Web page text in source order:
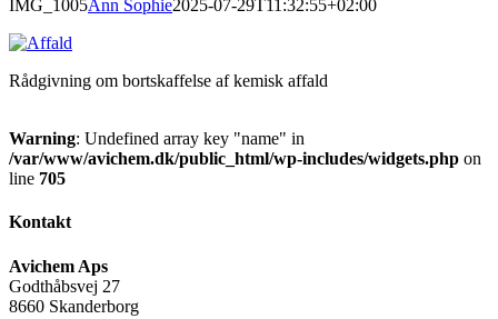
IMG_1005Ann Sophie2025-07-29T11:32:55+02:00
Rådgivning om bortskaffelse af kemisk affald
Warning: Undefined array key "name" in
/var/www/avichem.dk/public_html/wp-includes/widgets.php on
line 705
Kontakt
Avichem Aps
Godthåbsvej 27
8660 Skanderborg